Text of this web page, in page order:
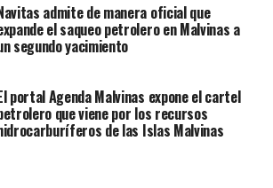
admite de manera oficial que
el saqueo petrolero en Malvinas a
segundo yacimiento
portal Agenda Malvinas expone el cartel
que viene por los recursos
de las Islas Malvinas